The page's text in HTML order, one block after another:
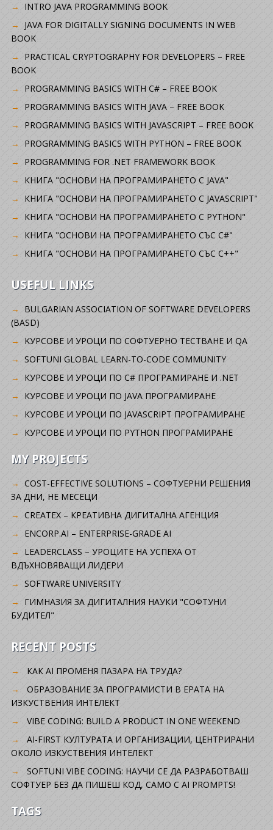
INTRO JAVA PROGRAMMING BOOK
JAVA FOR DIGITALLY SIGNING DOCUMENTS IN WEB
BOOK
PRACTICAL CRYPTOGRAPHY FOR DEVELOPERS – FREE
BOOK
PROGRAMMING BASICS WITH C# – FREE BOOK
PROGRAMMING BASICS WITH JAVA – FREE BOOK
PROGRAMMING BASICS WITH JAVASCRIPT – FREE BOOK
PROGRAMMING BASICS WITH PYTHON – FREE BOOK
PROGRAMMING FOR .NET FRAMEWORK BOOK
КНИГА "ОСНОВИ НА ПРОГРАМИРАНЕТО С JAVA"
КНИГА "ОСНОВИ НА ПРОГРАМИРАНЕТО С JAVASCRIPT"
КНИГА "ОСНОВИ НА ПРОГРАМИРАНЕТО С PYTHON"
КНИГА "ОСНОВИ НА ПРОГРАМИРАНЕТО СЪС C#"
КНИГА "ОСНОВИ НА ПРОГРАМИРАНЕТО СЪС C++"
USEFUL LINKS
BULGARIAN ASSOCIATION OF SOFTWARE DEVELOPERS
(BASD)
KУРСОВЕ И УРОЦИ ПО СОФТУЕРНО ТЕСТВАНЕ И QA
SOFTUNI GLOBAL LEARN-TO-CODE COMMUNITY
КУРСОВЕ И УРОЦИ ПО C# ПРОГРАМИРАНЕ И .NET
КУРСОВЕ И УРОЦИ ПО JAVA ПРОГРАМИРАНЕ
КУРСОВЕ И УРОЦИ ПО JAVASCRIPT ПРОГРАМИРАНЕ
КУРСОВЕ И УРОЦИ ПО PYTHON ПРОГРАМИРАНЕ
MY PROJECTS
COST-EFFECTIVE SOLUTIONS – СОФТУЕРНИ РЕШЕНИЯ
ЗА ДНИ, НЕ МЕСЕЦИ
CREATEX – КРЕАТИВНА ДИГИТАЛНА АГЕНЦИЯ
ENCORP.AI – ENTERPRISE-GRADE AI
LEADERCLASS – УРОЦИТЕ НА УСПЕХА ОТ
ВДЪХНОВЯВАЩИ ЛИДЕРИ
SOFTWARE UNIVERSITY
ГИМНАЗИЯ ЗА ДИГИТАЛНИЯ НАУКИ "СОФТУНИ
БУДИТЕЛ"
RECENT POSTS
КАК AI ПРОМЕНЯ ПАЗАРА НА ТРУДА?
ОБРАЗОВАНИЕ ЗА ПРОГРАМИСТИ В ЕРАТА НА
ИЗКУСТВЕНИЯ ИНТЕЛЕКТ
VIBE CODING: BUILD A PRODUCT IN ONE WEEKEND
AI-FIRST КУЛТУРАТА И ОРГАНИЗАЦИИ, ЦЕНТРИРАНИ
ОКОЛО ИЗКУСТВЕНИЯ ИНТЕЛЕКТ
SOFTUNI VIBE CODING: НАУЧИ СЕ ДА РАЗРАБОТВАШ
СОФТУЕР БЕЗ ДА ПИШЕШ КОД, САМО С AI PROMPTS!
TAGS